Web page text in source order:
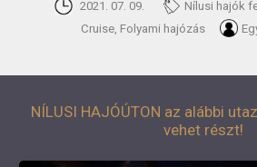
2021. 07. 09.
Nílusi hajók
Cruise, Folyami hajózás
NÍLUSI HAJÓÚTON az alábbi
vehet részt!